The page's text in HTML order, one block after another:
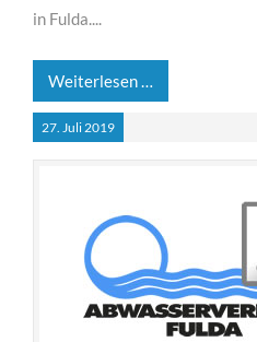
in Fulda....
Weiterlesen …
27. Juli 2019